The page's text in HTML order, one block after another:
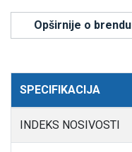
Opširnije o brendu
SPECIFIKACIJA
INDEKS NOSIVOSTI